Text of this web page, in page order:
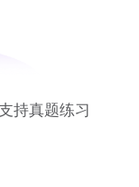
持真题练习